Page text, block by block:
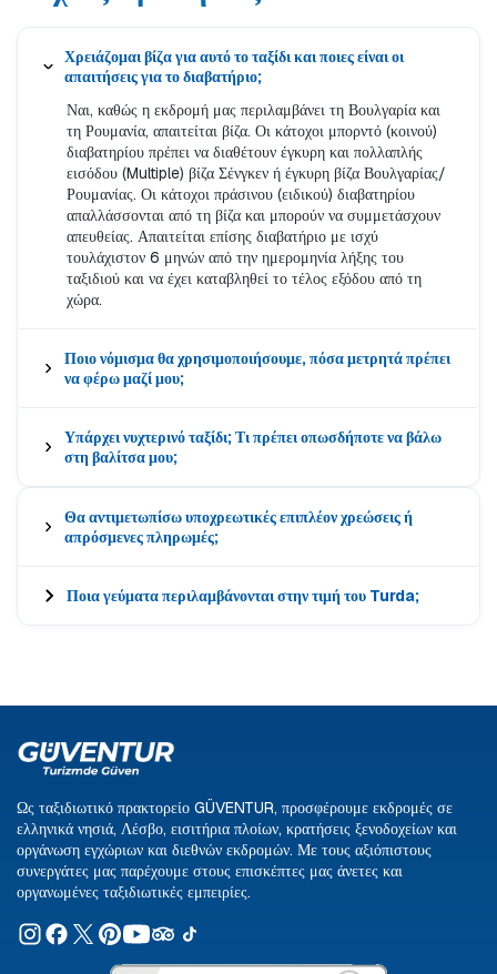
Χρειάζομαι βίζα για αυτό το ταξίδι και ποιες είναι οι
απαιτήσεις για το διαβατήριο;
Ναι, καθώς η εκδρομή μας περιλαμβάνει τη Βουλγαρία και
τη Ρουμανία, απαιτείται βίζα. Οι κάτοχοι μπορντό (κοινού)
διαβατηρίου πρέπει να διαθέτουν έγκυρη και πολλαπλής
εισόδου (Multiple) βίζα Σένγκεν ή έγκυρη βίζα Βουλγαρίας/
Ρουμανίας. Οι κάτοχοι πράσινου (ειδικού) διαβατηρίου
απαλλάσσονται από τη βίζα και μπορούν να συμμετάσχουν
απευθείας. Απαιτείται επίσης διαβατήριο με ισχύ
τουλάχιστον 6 μηνών από την ημερομηνία λήξης του
ταξιδιού και να έχει καταβληθεί το τέλος εξόδου από τη
χώρα.
Ποιο νόμισμα θα χρησιμοποιήσουμε, πόσα μετρητά πρέπει
να φέρω μαζί μου;
Υπάρχει νυχτερινό ταξίδι; Τι πρέπει οπωσδήποτε να βάλω
στη βαλίτσα μου;
Θα αντιμετωπίσω υποχρεωτικές επιπλέον χρεώσεις ή
απρόσμενες πληρωμές;
Ποια γεύματα περιλαμβάνονται στην τιμή του Turda;
Ως ταξιδιωτικό πρακτορείο GÜVENTUR, προσφέρουμε εκδρομές σε
ελληνικά νησιά, Λέσβο, εισιτήρια πλοίων, κρατήσεις ξενοδοχείων και
οργάνωση εγχώριων και διεθνών εκδρομών. Με τους αξιόπιστους
συνεργάτες μας παρέχουμε στους επισκέπτες μας άνετες και
οργανωμένες ταξιδιωτικές εμπειρίες.